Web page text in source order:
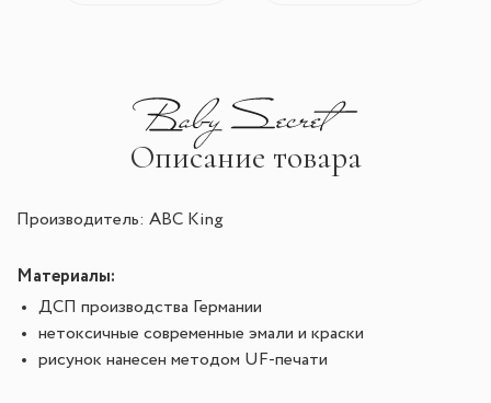
Описание товара
Производитель: ABC King
Материалы:
ДСП производства Германии
нетоксичные современные эмали и краски
рисунок нанесен методом UF-печати